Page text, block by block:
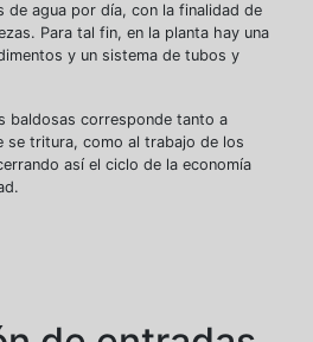
agua por día, con la finalidad de
Para tal fin, en la planta hay una
y un sistema de tubos y
baldosas corresponde tanto a
se tritura, como al trabajo de los
así el ciclo de la economía